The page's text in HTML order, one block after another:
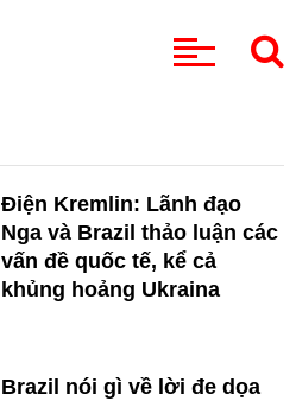
Điện Kremlin: Lãnh đạo
Nga và Brazil thảo luận các
vấn đề quốc tế, kể cả
khủng hoảng Ukraina
Brazil nói gì về lời đe dọa